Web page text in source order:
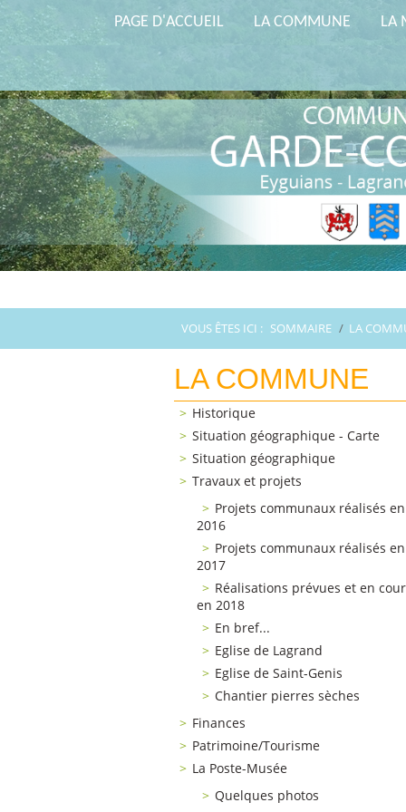
PAGE D'ACCUEIL LA COMMUNE LA
VOUS ÊTES ICI : SOMMAIRE / LA
LA COMMUNE
Historique
Situation géographique - Carte
Situation géographique
Travaux et projets
Projets communaux réalisés en
2016
Projets communaux réalisés en
2017
Réalisations prévues et en
en 2018
En bref...
Eglise de Lagrand
Eglise de Saint-Genis
Chantier pierres sèches
Finances
Patrimoine/Tourisme
La Poste-Musée
Quelques photos